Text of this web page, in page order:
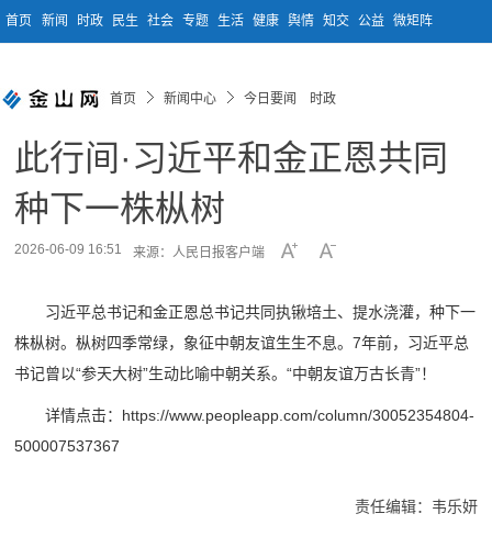
首页 新闻 时政 民生 社会 专题 生活 健康 舆情 知交 公益 微矩阵
首页 新闻中心 今日要闻 时政
此行间·习近平和金正恩共同
种下一株枞树
2026-06-09 16:51 来源：人民日报客户端
习近平总书记和金正恩总书记共同执锹培土、提水浇灌，种下一
株枞树。枞树四季常绿，象征中朝友谊生生不息。7年前，习近平总
书记曾以“参天大树”生动比喻中朝关系。“中朝友谊万古长青”！
详情点击：https://www.peopleapp.com/column/30052354804-
500007537367
责任编辑：韦乐妍